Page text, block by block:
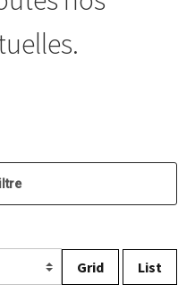
Grid List